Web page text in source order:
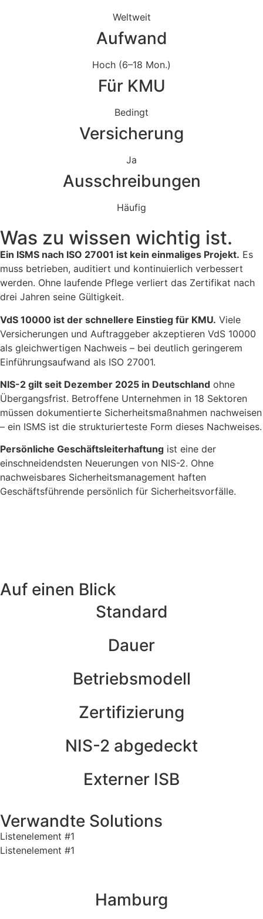
Weltweit
Aufwand
Hoch (6–18 Mon.)
Für KMU
Bedingt
Versicherung
Ja
Ausschreibungen
Häufig
Was zu wissen wichtig ist.
Ein ISMS nach ISO 27001 ist kein einmaliges Projekt. Es
muss betrieben, auditiert und kontinuierlich verbessert
werden. Ohne laufende Pflege verliert das Zertifikat nach
drei Jahren seine Gültigkeit.
VdS 10000 ist der schnellere Einstieg für KMU. Viele
Versicherungen und Auftraggeber akzeptieren VdS 10000
als gleichwertigen Nachweis – bei deutlich geringerem
Einführungsaufwand als ISO 27001.
NIS-2 gilt seit Dezember 2025 in Deutschland ohne
Übergangsfrist. Betroffene Unternehmen in 18 Sektoren
müssen dokumentierte Sicherheitsmaßnahmen nachweisen
– ein ISMS ist die strukturierteste Form dieses Nachweises.
Persönliche Geschäftsleiterhaftung ist eine der
einschneidendsten Neuerungen von NIS-2. Ohne
nachweisbares Sicherheitsmanagement haften
Geschäftsführende persönlich für Sicherheitsvorfälle.
Auf einen Blick
Standard
Dauer
Betriebsmodell
Zertifizierung
NIS-2 abgedeckt
Externer ISB
Verwandte Solutions
Listenelement #1
Listenelement #1
Hamburg